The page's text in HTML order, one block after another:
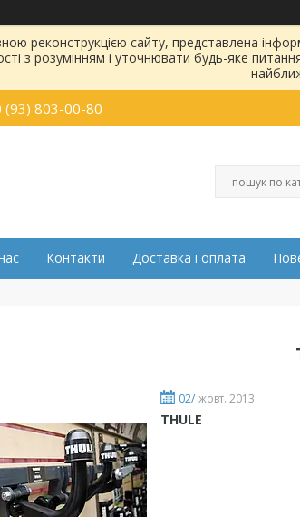
реконструкцією сайту, представлена
з розумінням і уточнювати будь-яке
(93) 803-00-80
Контакти Доставка і оплата
02/ жовт. 2013
THULE